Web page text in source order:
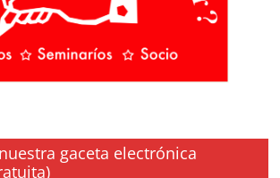
gaceta electrónica